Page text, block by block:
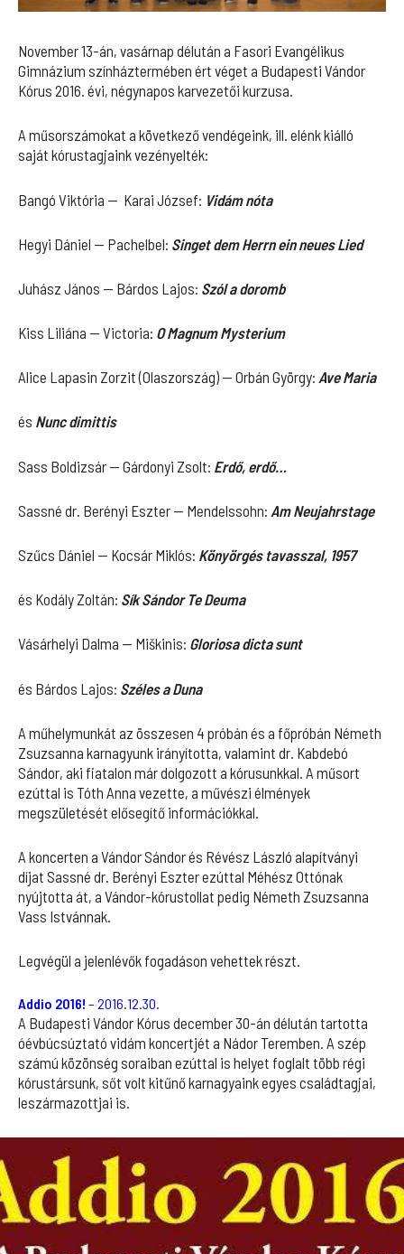
November 13-án, vasárnap délután a Fasori Evangélikus
Gimnázium színháztermében ért véget a Budapesti Vándor
Kórus 2016. évi, négynapos karvezetői kurzusa.
A műsorszámokat a következő vendégeink, ill. elénk kiálló
saját kórustagjaink vezényelték:
Bangó Viktória — Karai József: Vidám nóta
Hegyi Dániel — Pachelbel: Singet dem Herrn ein neues Lied
Juhász János — Bárdos Lajos: Szól a doromb
Kiss Liliána — Victoria: O Magnum Mysterium
Alice Lapasin Zorzit (Olaszország) — Orbán György: Ave Maria
és Nunc dimittis
Sass Boldizsár — Gárdonyi Zsolt: Erdő, erdő…
Sassné dr. Berényi Eszter — Mendelssohn: Am Neujahrstage
Szűcs Dániel — Kocsár Miklós: Könyörgés tavasszal, 1957
és Kodály Zoltán: Sík Sándor Te Deuma
Vásárhelyi Dalma — Miškinis: Gloriosa dicta sunt
és Bárdos Lajos: Széles a Duna
A műhelymunkát az összesen 4 próbán és a főpróbán Németh
Zsuzsanna karnagyunk irányította, valamint dr. Kabdebó
Sándor, aki fiatalon már dolgozott a kórusunkkal. A műsort
ezúttal is Tóth Anna vezette, a művészi élmények
megszületését elősegítő információkkal.
A koncerten a Vándor Sándor és Révész László alapítványi
díjat Sassné dr. Berényi Eszter ezúttal Méhész Ottónak
nyújtotta át, a Vándor-kórustollat pedig Németh Zsuzsanna
Vass Istvánnak.
Legvégül a jelenlévők fogadáson vehettek részt.
Addio 2016! – 2016.12.30.
A Budapesti Vándor Kórus december 30-án délután tartotta
óévbúcsúztató vidám koncertjét a Nádor Teremben. A szép
számú közönség soraiban ezúttal is helyet foglalt több régi
kórustársunk, sőt volt kitűnő karnagyaink egyes családtagjai,
leszármazottjai is.